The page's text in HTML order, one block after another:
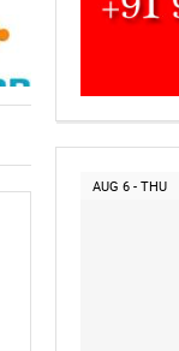
AUG 6 - THU